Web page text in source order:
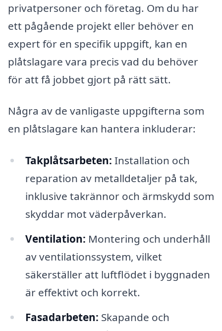
privatpersoner och företag. Om du har
ett pågående projekt eller behöver en
expert för en specifik uppgift, kan en
plåtslagare vara precis vad du behöver
för att få jobbet gjort på rätt sätt.
Några av de vanligaste uppgifterna som
en plåtslagare kan hantera inkluderar:
Takplåtsarbeten: Installation och
reparation av metalldetaljer på tak,
inklusive takrännor och ärmskydd som
skyddar mot väderpåverkan.
Ventilation: Montering och underhåll
av ventilationssystem, vilket
säkerställer att luftflödet i byggnaden
är effektivt och korrekt.
Fasadarbeten: Skapande och